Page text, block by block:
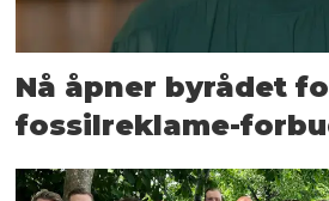
Nå åpner byrådet
fossilreklame-